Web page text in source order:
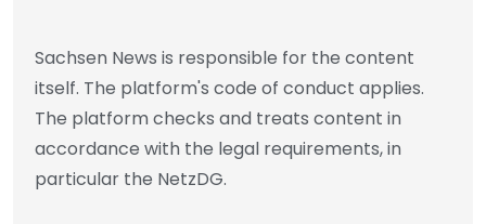
Sachsen News is responsible for the content
itself. The platform's code of conduct applies.
The platform checks and treats content in
accordance with the legal requirements, in
particular the NetzDG.